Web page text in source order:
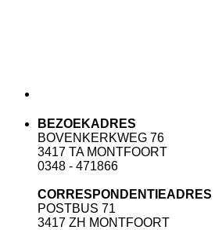
BEZOEKADRES
BOVENKERKWEG 76
3417 TA MONTFOORT
0348 - 471866
CORRESPONDENTIEADRES
POSTBUS 71
3417 ZH MONTFOORT